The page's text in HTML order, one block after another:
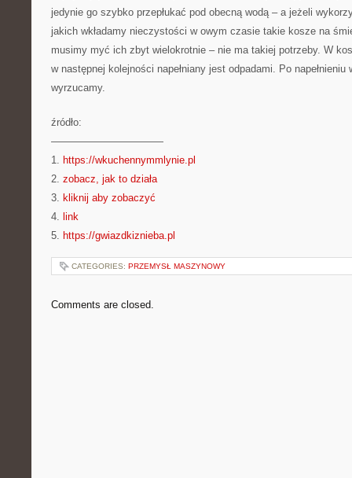
jedynie go szybko przepłukać pod obecną wodą – a jeżeli
jakich wkładamy nieczystości w owym czasie takie kosze na
musimy myć ich zbyt wielokrotnie – nie ma takiej potrzeby. W
w następnej kolejności napełniany jest odpadami. Po napełnieniu
wyrzucamy.
źródło:
———————————
1. https://wkuchennymmlynie.pl
2. zobacz, jak to działa
3. kliknij aby zobaczyć
4. link
5. https://gwiazdkiznieba.pl
CATEGORIES: PRZEMYSŁ MASZYNOWY
Comments are closed.